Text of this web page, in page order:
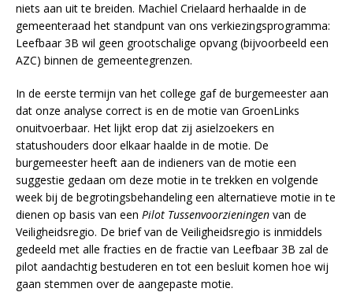
niets aan uit te breiden. Machiel Crielaard herhaalde in de
gemeenteraad het standpunt van ons verkiezingsprogramma:
Leefbaar 3B wil geen grootschalige opvang (bijvoorbeeld een
AZC) binnen de gemeentegrenzen.
In de eerste termijn van het college gaf de burgemeester aan
dat onze analyse correct is en de motie van GroenLinks
onuitvoerbaar. Het lijkt erop dat zij asielzoekers en
statushouders door elkaar haalde in de motie. De
burgemeester heeft aan de indieners van de motie een
suggestie gedaan om deze motie in te trekken en volgende
week bij de begrotingsbehandeling een alternatieve motie in te
dienen op basis van een Pilot Tussenvoorzieningen van de
Veiligheidsregio. De brief van de Veiligheidsregio is inmiddels
gedeeld met alle fracties en de fractie van Leefbaar 3B zal de
pilot aandachtig bestuderen en tot een besluit komen hoe wij
gaan stemmen over de aangepaste motie.